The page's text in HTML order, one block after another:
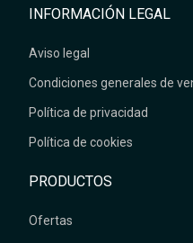
INFORMACIÓN LEGAL
Aviso legal
Condiciones generales de
Política de privacidad
Política de cookies
PRODUCTOS
Ofertas